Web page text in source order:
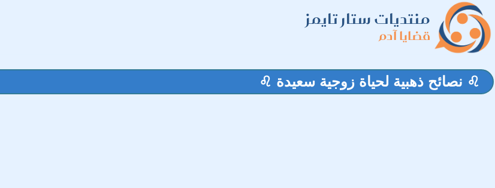
منتديات ستار تايمز
قضايا آدم
♌ نصائح ذهبية لحياة زوجية سعيدة ♌